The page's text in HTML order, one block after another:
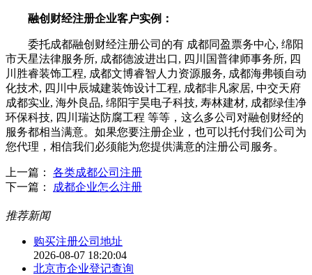
融创财经注册企业客户实例：
委托成都融创财经注册公司的有 成都同盈票务中心, 绵阳
市天星法律服务所, 成都德波进出口, 四川国普律师事务所, 四
川胜睿装饰工程, 成都文博睿智人力资源服务, 成都海弗顿自动
化技术, 四川中辰城建装饰设计工程, 成都非凡家居, 中交天府
成都实业, 海外良品, 绵阳宇昊电子科技, 寿林建材, 成都绿佳净
环保科技, 四川瑞达防腐工程 等等，这么多公司对融创财经的
服务都相当满意。如果您要注册企业，也可以托付我们公司为
您代理，相信我们必须能为您提供满意的注册公司服务。
上一篇： 各类成都公司注册
下一篇：
成都企业怎么注册
推荐新闻
购买注册公司地址
2026-08-07 18:20:04
北京市企业登记查询